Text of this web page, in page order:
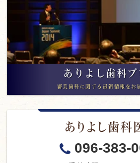
ありよし歯科ブ
審美歯科に関する最新情報をお
ありよし歯科
096-383-